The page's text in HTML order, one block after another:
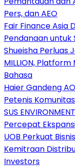
Pers, dan AEO
Fair Finance Asia
Pendanaan untuk
Shueisha Perluas
MILLION,
Bahasa
Haier Gandeng
Petenis
SUS
Percepat
UOB Perkuat
Kemitraan
Investors